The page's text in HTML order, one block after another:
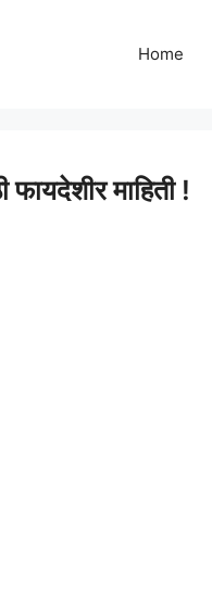
Home
माहिती !